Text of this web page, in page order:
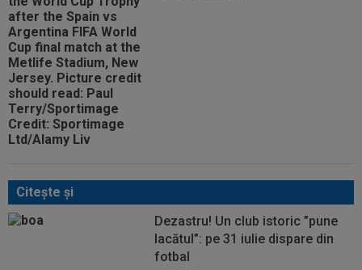
Citeşte şi
Dezastru! Un club istoric ”pune
lacătul”: pe 31 iulie dispare din
fotbal